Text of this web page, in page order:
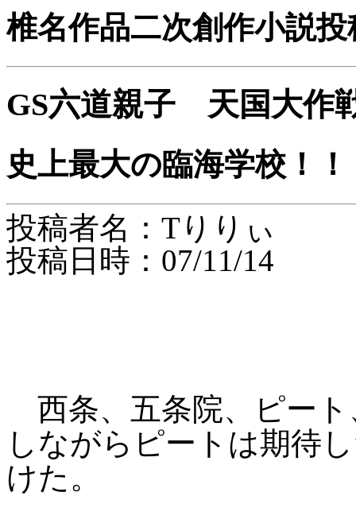
椎名作品二次創作小説投
GS六道親子 天国大作
史上最大の臨海学校！
投稿者名：Tりりぃ
投稿日時：07/11/14
西条、五条院、ピー
しながらピートは期待
けた。